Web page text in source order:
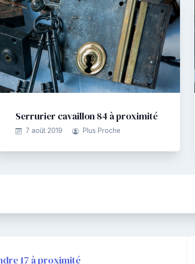
Serrurier cavaillon 84 à proximité
7 août 2019 Plus Proche
17 à proximité